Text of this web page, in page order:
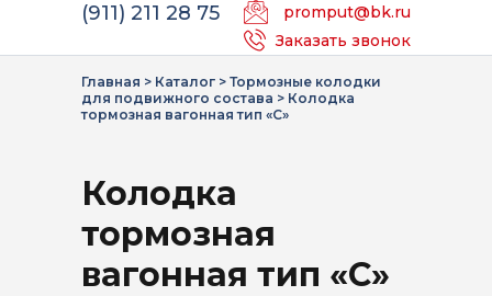
(911) 211 28 75
promput@bk.ru
Заказать звонок
Главная > Каталог > Тормозные колодки
для подвижного состава > Колодка
тормозная вагонная тип «С»
Колодка
тормозная
вагонная тип «С»